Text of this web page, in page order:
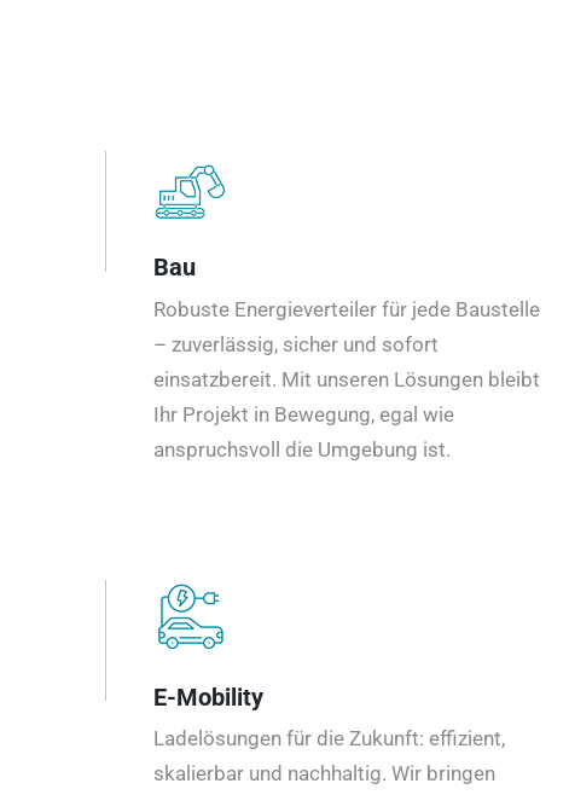
Bau
Robuste Energieverteiler für jede Baustelle
– zuverlässig, sicher und sofort
einsatzbereit. Mit unseren Lösungen bleibt
Ihr Projekt in Bewegung, egal wie
anspruchsvoll die Umgebung ist.
E-Mobility
Ladelösungen für die Zukunft: effizient,
skalierbar und nachhaltig. Wir bringen